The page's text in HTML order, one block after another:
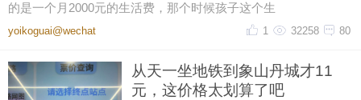
的是一个月2000元的生活费，那个时候孩子这个生
yoikoguai@wechat 80
32258
1
从天一坐地铁到象山丹城才11
元，这价格太划算了吧